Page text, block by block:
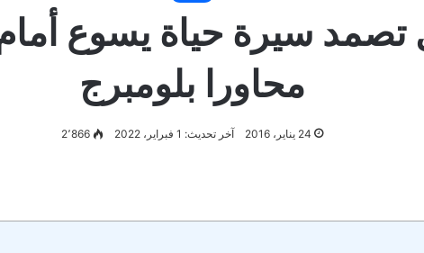
تصمد سيرة حياة يسوع
محاورا بلومبرج
24 يناير، 2016 آخر تحديث: 1 فبراير، 2022 2٬866